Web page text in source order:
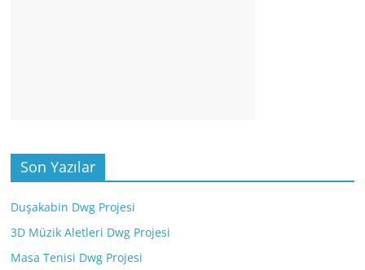
Son Yazılar
Duşakabin Dwg Projesi
3D Müzik Aletleri Dwg Projesi
Masa Tenisi Dwg Projesi